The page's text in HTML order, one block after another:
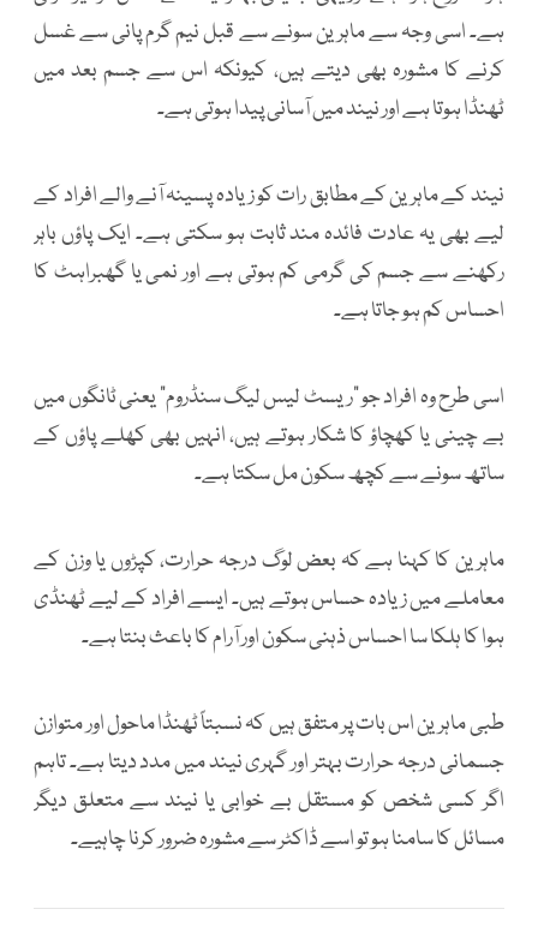
ہے۔ اسی وجہ سے ماہرین سونے سے قبل نیم گرم پانی سے غسل
کرنے کا مشورہ بھی دیتے ہیں، کیونکہ اس سے جسم بعد میں
ٹھنڈا ہوتا ہے اور نیند میں آسانی پیدا ہوتی ہے۔
نیند کے ماہرین کے مطابق رات کو زیادہ پسینہ آنے والے افراد کے
لیے بھی یہ عادت فائدہ مند ثابت ہو سکتی ہے۔ ایک پاؤں باہر
رکھنے سے جسم کی گرمی کم ہوتی ہے اور نمی یا گھبراہٹ کا
احساس کم ہو جاتا ہے۔
اسی طرح وہ افراد جو “ریسٹ لیس لیگ سنڈروم” یعنی ٹانگوں میں
بے چینی یا کھچاؤ کا شکار ہوتے ہیں، انہیں بھی کھلے پاؤں کے
ساتھ سونے سے کچھ سکون مل سکتا ہے۔
ماہرین کا کہنا ہے کہ بعض لوگ درجہ حرارت، کپڑوں یا وزن کے
معاملے میں زیادہ حساس ہوتے ہیں۔ ایسے افراد کے لیے ٹھنڈی
ہوا کا ہلکا سا احساس ذہنی سکون اور آرام کا باعث بنتا ہے۔
طبی ماہرین اس بات پر متفق ہیں کہ نسبتاً ٹھنڈا ماحول اور متوازن
جسمانی درجہ حرارت بہتر اور گہری نیند میں مدد دیتا ہے۔ تاہم
اگر کسی شخص کو مستقل بے خوابی یا نیند سے متعلق دیگر
مسائل کا سامنا ہو تو اسے ڈاکٹر سے مشورہ ضرور کرنا چاہیے۔